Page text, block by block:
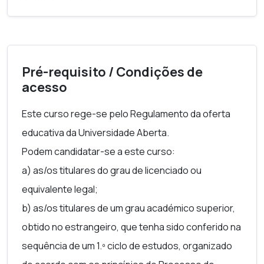
e) Atribuição e alteração de alimentos, provisórios
cônjuge;
g) Autorização do uso dos apelidos do ex-cônjuge
ou da casa de morada da família;
h) Prestação de alimentos e outros cuidados aos
ascendentes pelos seus descendentes na linha
reta».
Neste contexto, a intervenção de uma terceira
pessoa imparcial, sem poderes de imposição, é de
grande importância para desbloquear a situação
conflituosa, de forma que as partes consigam
Pré-requisito / Condições de
acesso
Este curso rege-se pelo Regulamento da oferta
educativa da Universidade Aberta.
Podem candidatar-se a este curso:
a) as/os titulares do grau de licenciado ou
equivalente legal;
b) as/os titulares de um grau académico superior,
obtido no estrangeiro, que tenha sido conferido na
sequência de um 1.º ciclo de estudos, organizado